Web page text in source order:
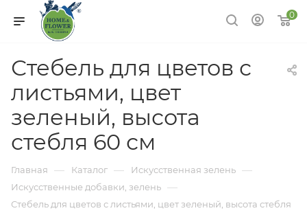
0
Стебель для цветов с
листьями, цвет
зеленый, высота
стебля 60 см
Главная — Каталог — Искусственная зелень —
Искусственные добавки, зелень —
Стебель для цветов с листьями, цвет зеленый, высота стебля